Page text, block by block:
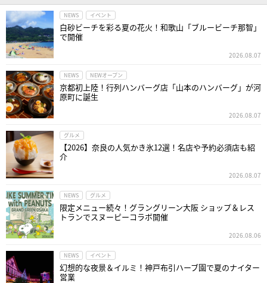
NEWS イベント
白砂ビーチを彩る夏の花火！和歌山「ブルービーチ那智」
で開催
2026.08.07
NEWS NEWオープン
京都初上陸！行列ハンバーグ店「山本のハンバーグ」が河
原町に誕生
2026.08.07
グルメ
【2026】奈良の人気かき氷12選！名店や予約必須店も紹
介
2026.08.07
NEWS グルメ
限定メニュー続々！グラングリーン大阪 ショップ＆レス
トランでスヌーピーコラボ開催
2026.08.06
NEWS イベント
幻想的な夜景＆イルミ！神戸布引ハーブ園で夏のナイター
営業